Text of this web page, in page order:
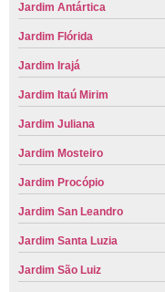
Jardim Antártica
Jardim Flórida
Jardim Irajá
Jardim Itaú Mirim
Jardim Juliana
Jardim Mosteiro
Jardim Procópio
Jardim San Leandro
Jardim Santa Luzia
Jardim São Luiz